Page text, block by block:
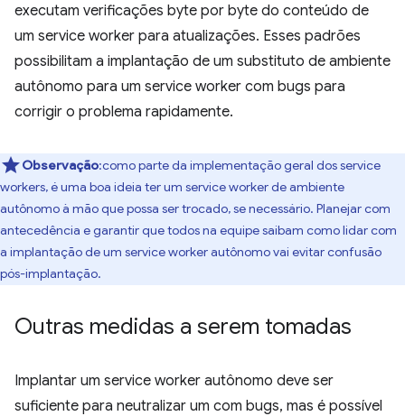
executam verificações byte por byte do conteúdo de
um service worker para atualizações. Esses padrões
possibilitam a implantação de um substituto de ambiente
autônomo para um service worker com bugs para
corrigir o problema rapidamente.
Observação:como parte da implementação geral dos service
workers, é uma boa ideia ter um service worker de ambiente
autônomo à mão que possa ser trocado, se necessário. Planejar com
antecedência e garantir que todos na equipe saibam como lidar com
a implantação de um service worker autônomo vai evitar confusão
pós-implantação.
Outras medidas a serem tomadas
Implantar um service worker autônomo deve ser
suficiente para neutralizar um com bugs, mas é possível